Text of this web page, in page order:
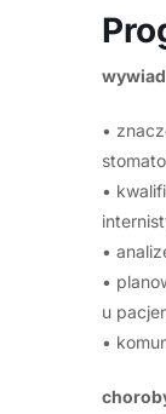
•
•
•
•
u
•